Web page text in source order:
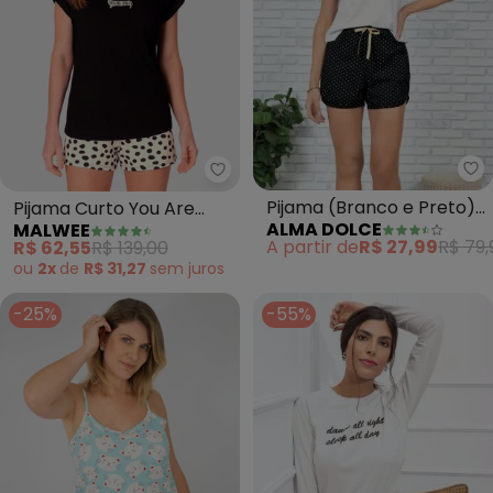
Malwee - Pijama Curto You Are
Pijama Curto You Are
Loved Plus (Preto)
MALWEE
R$ 62,55R$ 139,00
ou 2x de R$ 31,27 sem juros
Pijama (Branco e Preto)
com Babado na Blusa
ALMA DOLCE
A partir deR$ 27,99R$
-25% -55%